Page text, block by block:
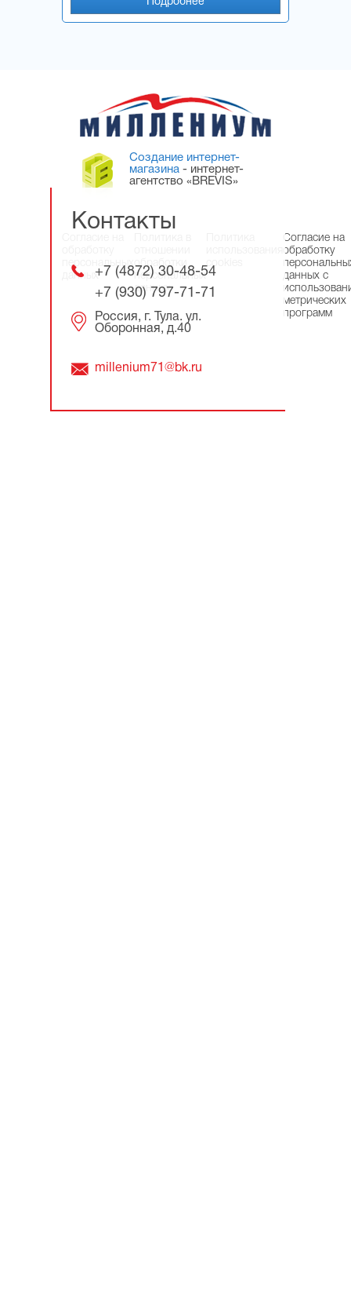
Контакты
+7 (4872) 30-48-54
+7 (930) 797-71-71
Россия, г. Тула. ул.
Оборонная, д.40
millenium71@bk.ru
Создание интернет-
магазина - интернет-
агентство «BREVIS»
персональных
данных
обработки
персональных
данных
cookies
Согласие на
обработку
данных с
метрических
программ